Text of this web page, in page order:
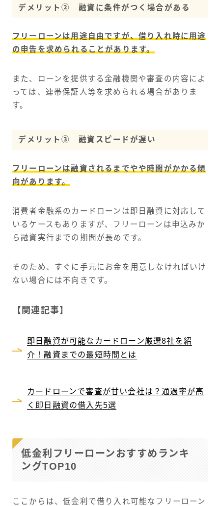
デメリット② 融資に条件がつく場合がある
フリーローンは用途自由ですが、借り入れ時に用途
の申告を求められることがあります。
また、ローンを提供する金融機関や審査の内容によ
っては、連帯保証人等を求められる場合がありま
す。
デメリット③ 融資スピードが遅い
フリーローンは融資されるまでやや時間がかかる傾
向があります。
消費者金融系のカードローンは即日融資に対応して
いるケースもありますが、フリーローンは申込みか
ら融資実行までの期間が長めです。
そのため、すぐに手元にお金を用意しなければいけ
ない場合には不向きです。
【関連記事】
即日融資が可能なカードローン厳選8社を紹
介！融資までの最短時間とは
カードローンで審査が甘い会社は？通過率が高
く即日融資の借入先5選
低金利フリーローンおすすめランキ
ングTOP10
ここからは、低金利で借り入れ可能なフリーローン